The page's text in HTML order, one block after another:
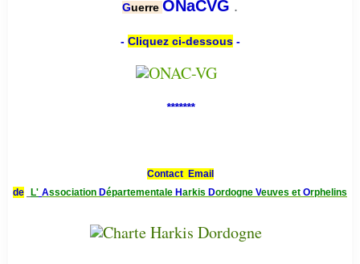
Guerre ONaCVG .
- Cliquez ci-dessous-
*******
Contact Email
de
L' Association Départementale Harkis Dordogne Veuves et Orphelins